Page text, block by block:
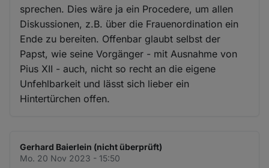
sprechen. Dies wäre ja ein Procedere, um allen
Diskussionen, z.B. über die Frauenordination ein
Ende zu bereiten. Offenbar glaubt selbst der
Papst, wie seine Vorgänger - mit Ausnahme von
Pius XII - auch, nicht so recht an die eigene
Unfehlbarkeit und lässt sich lieber ein
Hintertürchen offen.
Gerhard Baierlein (nicht überprüft)
Mo. 20 Nov 2023 - 15:50